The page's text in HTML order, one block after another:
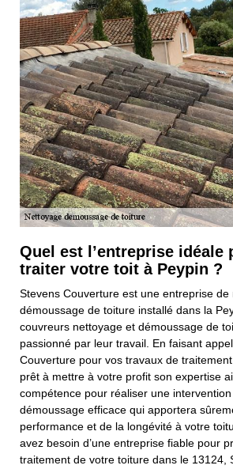
Quel est l’entreprise idéale
traiter votre toit à Peypin ?
Stevens Couverture est une entreprise de
démoussage de toiture installé dans la
couvreurs nettoyage et démoussage de
passionné par leur travail. En faisant
Couverture pour vos travaux de
prêt à mettre à votre profit son expertise
compétence pour réaliser une
démoussage efficace qui apportera
performance et de la longévité à votre
avez besoin d’une entreprise fiable pour
traitement de votre toiture dans le 13124,